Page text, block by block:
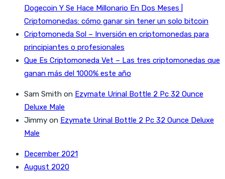
Dogecoin Y Se Hace Millonario En Dos Meses |
Criptomonedas: cómo ganar sin tener un solo bitcoin
Criptomoneda Sol – Inversión en criptomonedas para
principiantes o profesionales
Que Es Criptomoneda Vet – Las tres criptomonedas que
ganan más del 1000% este año
Sam Smith on Ezymate Urinal Bottle 2 Pc 32 Ounce
Deluxe Male
Jimmy on Ezymate Urinal Bottle 2 Pc 32 Ounce Deluxe
Male
December 2021
August 2020